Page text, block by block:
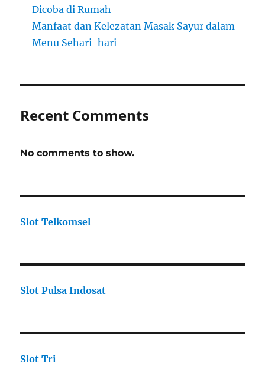
Dicoba di Rumah
Manfaat dan Kelezatan Masak Sayur dalam
Menu Sehari-hari
Recent Comments
No comments to show.
Slot Telkomsel
Slot Pulsa Indosat
Slot Tri